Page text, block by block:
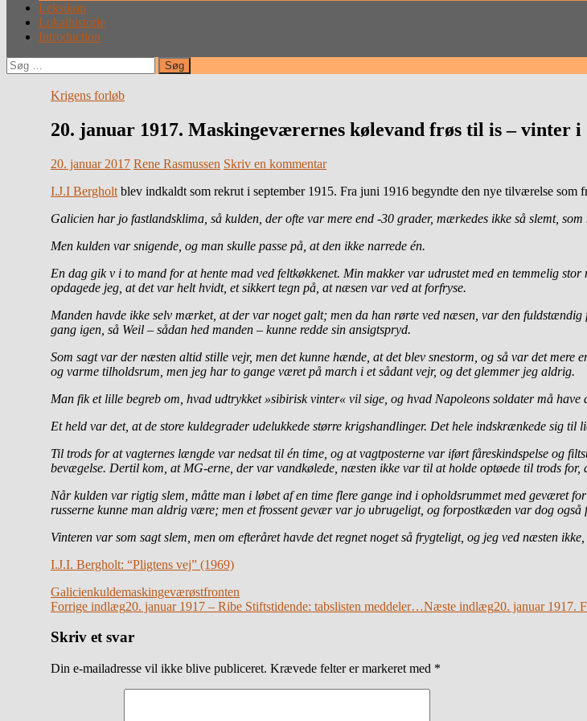
Leksikon
Lokalhistorie
Introduction
Søg
efter:
Krigens forløb
20. januar 1917. Maskingeværernes kølevand frøs til is – vinter i
20. januar 2017 Rene Rasmussen Skriv en kommentar
I.J.I Bergholt blev indkaldt som rekrut i september 1915. Fra juni 1916 begyndte den nye tilværelse
Galicien har jo fastlandsklima, så kulden, der ofte var mere end -30 grader, mærkedes ikke så slemt,
Men kulden var snigende, og man skulle passe på, at den ikke narrede én.
En dag gik v i to mand for at hente mad ved feltkøkkenet. Min makker var udrustet med en temmelig
opdagede jeg, at det var helt hvidt, et sikkert tegn på, at næsen var ved at forfryse.
Manden havde ikke selv mærket, at der var noget galt; men da han rørte ved næsen, var den
gang igen, så Weil – sådan hed manden – kunne redde sin ansigtspryd.
Som sagt var der næsten altid stille vejr, men det kunne hænde, at det blev snestorm, og så var det
og varme tilholdsrum, men jeg har to gange været på march i et sådant vejr, og det glemmer jeg aldrig.
Man fik et lille begreb om, hvad udtrykket »sibirisk vinter« vil sige, og hvad Napoleons soldater må
Et held var det, at de store kuldegrader udelukkede større krigshandlinger. Det hele indskrænkede sig til
Til trods for at vagternes længde var nedsat til én time, og at vagtposterne var iført fåreskindspelse og
bevægelse. Dertil kom, at MG-erne, der var vandkølede, næsten ikke var til at holde optøede til trods
Når kulden var rigtig slem, måtte man i løbet af en time flere gange ind i opholdsrummet med geværet
russerne kunne man aldrig være; men et frossent gevær var jo ubrugeligt, og forpostkæden var dog også
Vinteren var som sagt slem, men om efteråret havde det regnet noget så frygteligt, og jeg ved næsten
I.J.I. Bergholt: “Pligtens vej” (1969)
Galicienkuldemaskingeværøstfronten
Indlægsnavigation
Forrige indlæg20. januar 1917 – Ribe Stiftstidende: tabslisten meddeler…Næste indlæg20. januar 1917.
Skriv et svar
Din e-mailadresse vil ikke blive publiceret. Krævede felter er markeret med *